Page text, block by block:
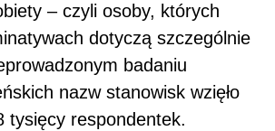
– czyli osoby, których
dotyczą szczególnie
badaniu
nazw stanowisk wzięło
tysięcy respondentek.